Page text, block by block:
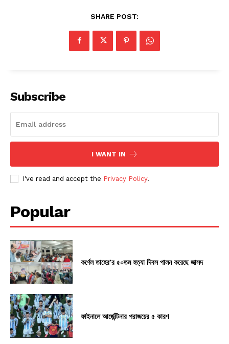
SHARE POST:
Subscribe
I WANT IN
I've read and accept the Privacy Policy.
Popular
কর্ণেল তাহের’র ৫০তম হত্যা দিবস পালন করেছে জাসদ
ফাইনালে আর্জেন্টিনার পরাজয়ের ৫ কারণ